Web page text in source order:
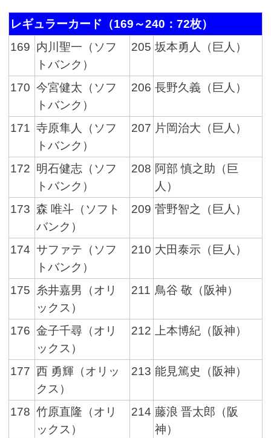
レギュラーカード（169～240：72枚）
169 内川聖一（ソフ
トバンク）
205 坂本勇人（巨人）
170 今宮健太（ソフ
トバンク）
206 長野久義（巨人）
171 寺原隼人（ソフ
トバンク）
207 片岡治大（巨人）
172 明石健志（ソフ
トバンク）
208 阿部 慎之助（巨
人）
173 森 唯斗（ソフト
バンク）
209 菅野智之（巨人）
174 サファテ（ソフ
トバンク）
210 大田泰示（巨人）
175
糸井嘉男（オリ
ックス）
211 鳥谷 敬（阪神）
176 金子千尋（オリ
ックス）
212 上本博紀（阪神）
177 西 勇輝（オリッ
クス）
213 能見篤史（阪神）
178 竹原直隆（オリ
ックス）
214 藤浪 晋太郎（阪
神）